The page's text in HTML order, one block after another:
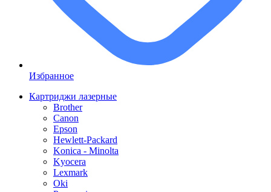
Избранное
Картриджи лазерные
Brother
Canon
Epson
Hewlett-Packard
Konica - Minolta
Kyocera
Lexmark
Oki